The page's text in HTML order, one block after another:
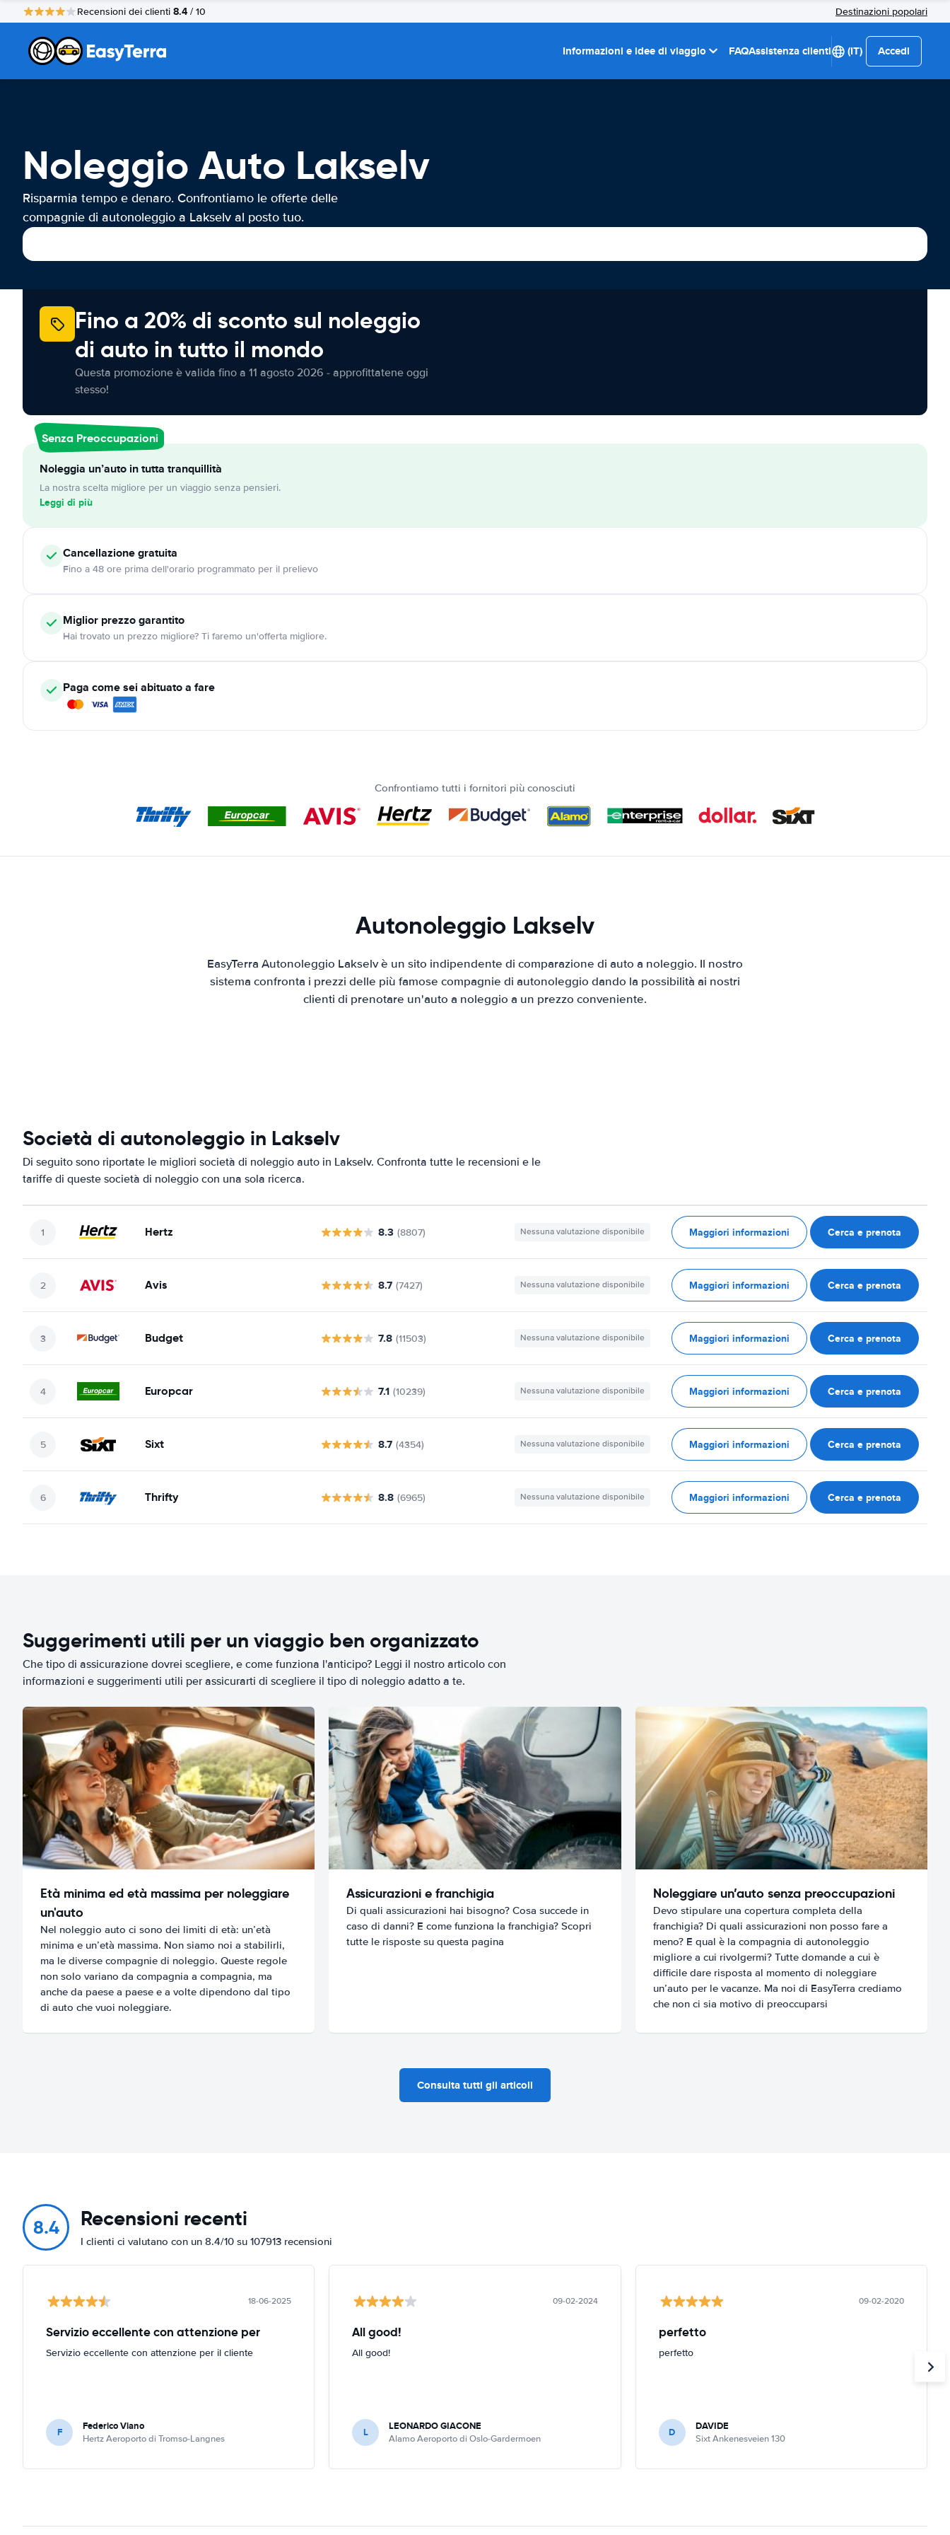
Recensioni dei clienti 8.4 / 10 Destinazioni popolari
Informazioni e idee di viaggio FAQAssistenza clienti (IT) Accedi
Noleggio Auto Lakselv
Risparmia tempo e denaro. Confrontiamo le offerte delle
compagnie di autonoleggio a Lakselv al posto tuo.
Fino a 20% di sconto sul noleggio
di auto in tutto il mondo
Questa promozione è valida fino a 11 agosto 2026 - approfittatene oggi
stesso!
Senza Preoccupazioni
Noleggia un’auto in tutta tranquillità
La nostra scelta migliore per un viaggio senza pensieri.
Leggi di più
Cancellazionegratuita
Fino a 48 ore prima dell'orario programmato per il prelievo
Miglior prezzo garantito
Hai trovato un prezzo migliore? Ti faremo un'offerta migliore.
Paga come sei abituato a fare
Confrontiamo tutti i fornitori più conosciuti
Autonoleggio Lakselv
EasyTerra Autonoleggio Lakselv è un sito indipendente di comparazione di auto a noleggio. Il nostro
sistema confronta i prezzi delle più famose compagnie di autonoleggio dando la possibilità ai nostri
clienti di prenotare un'auto a noleggio a un prezzo conveniente.
Società di autonoleggio in Lakselv
Di seguito sono riportate le migliori società di noleggio auto in Lakselv. Confronta tutte le recensioni e le
tariffe di queste società di noleggio con una sola ricerca.
Hertz 8.3 (8807) Nessuna valutazione disponibile Maggiori informazioni Cerca e prenota
Avis 8.7 (7427) Nessuna valutazione disponibile Maggiori informazioni Cerca e prenota
Budget 7.8 (11503) Nessuna valutazione disponibile Maggiori informazioni Cerca e prenota
Europcar 7.1 (10239) Nessuna valutazione disponibile Maggiori informazioni Cerca e prenota
Sixt 8.7 (4354) Nessuna valutazione disponibile Maggiori informazioni Cerca e prenota
Thrifty 8.8 (6965) Nessuna valutazione disponibile Maggiori informazioni Cerca e prenota
Suggerimenti utili per un viaggio ben organizzato
Che tipo di assicurazione dovrei scegliere, e come funziona l'anticipo? Leggi il nostro articolo con
informazioni e suggerimenti utili per assicurarti di scegliere il tipo di noleggio adatto a te.
Età minima ed età massima per noleggiare
un'auto
Nel noleggio auto ci sono dei limiti di età: un’età
minima e un’età massima. Non siamo noi a stabilirli,
ma le diverse compagnie di noleggio. Queste regole
non solo variano da compagnia a compagnia, ma
anche da paese a paese e a volte dipendono dal tipo
di auto che vuoi noleggiare.
Assicurazioni e franchigia
Di quali assicurazioni hai bisogno? Cosa succede in
caso di danni? E come funziona la franchigia? Scopri
tutte le risposte su questa pagina
Noleggiare un’auto senza preoccupazioni
Devo stipulare una copertura completa della
franchigia? Di quali assicurazioni non posso fare a
meno? E qual è la compagnia di autonoleggio
migliore a cui rivolgermi? Tutte domande a cui è
difficile dare risposta al momento di noleggiare
un’auto per le vacanze. Ma noi di EasyTerra crediamo
che non ci sia motivo di preoccuparsi
Consulta tutti gli articoli
8.4 Recensioni recenti
I clienti ci valutano con un 8.4/10 su 107913 recensioni
18-06-2025
Servizio eccellente con attenzione per
Servizio eccellente con attenzione per il cliente
F Federico Viano
Hertz Aeroporto di Tromsø-Langnes
09-02-2024
All good!
All good!
L LEONARDO GIACONE
Alamo Aeroporto di Oslo-Gardermoen
09-02-2020
perfetto
perfetto
D DAVIDE
Sixt Ankenesveien 130